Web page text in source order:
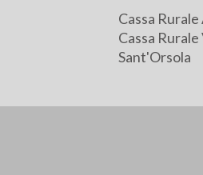
Cassa
Cassa
Sant'Orsola